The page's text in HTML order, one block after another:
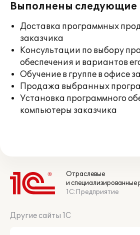
Выполнены следующие
Доставка программных
заказчика
Консультации по выбору
обеспечения и вариантов
Обучение в группе в офисе
Продажа выбранных
Установка программного
компьютеры заказчика
Отраслевые
и специализированные
1С:Предприятие
Другие сайты 1С